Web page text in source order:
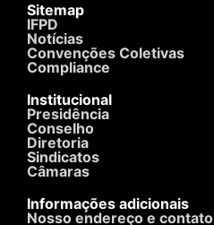
Sitemap
IFPD
Notícias
Convenções Coletivas
Compliance
Institucional
Presidência
Conselho
Diretoria
Sindicatos
Câmaras
Informações adicionais
Nosso endereço e contato